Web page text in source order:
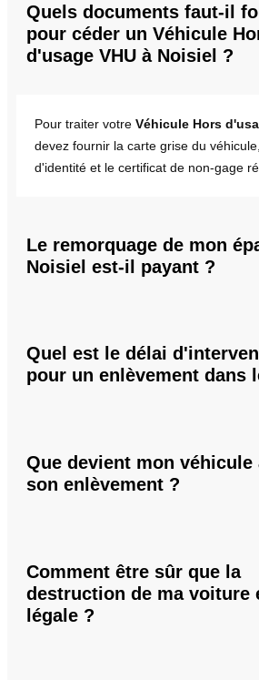
Quels documents faut-il
pour céder un Véhicule
d'usage VHU à Noisiel ?
Pour traiter votre Véhicule Hors
devez fournir la carte grise du
d'identité et le certificat de non-gage
Le remorquage de mon
Noisiel est-il payant ?
Quel est le délai
pour un enlèvement dans
Que devient mon véhicule
son enlèvement ?
Comment être sûr que la
destruction de ma voiture
légale ?